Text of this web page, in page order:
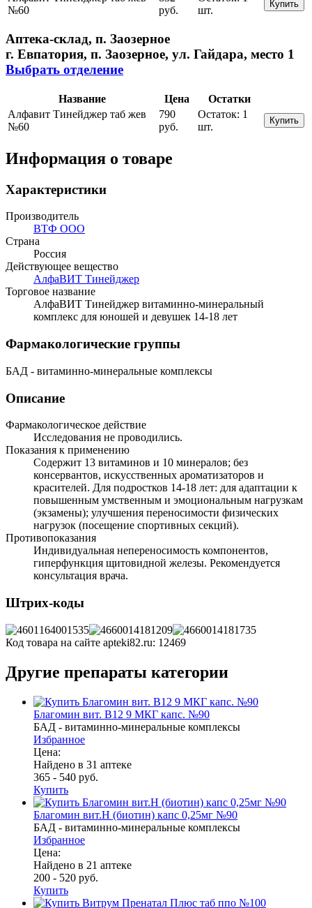
№60
руб.
шт.
Купить
Аптека-склад, п. Заозерное
г. Евпатория, п. Заозерное, ул. Гайдара, место 1
Выбрать отделение
Название Цена
Остатки
Алфавит Тинейджер таб жев
№60
790
руб.
Остаток: 1
шт.
Купить
Информация о товаре
Характеристики
Производитель
ВТФ ООО
Страна
Россия
Действующее вещество
АлфаВИТ Тинейджер
Торговое название
АлфаВИТ Тинейджер витаминно-минеральный
комплекс для юношей и девушек 14-18 лет
Фармакологические группы
БАД - витаминно-минеральные комплексы
Описание
Фармакологическое действие
Исследования не проводились.
Показания к применению
Содержит 13 витаминов и 10 минералов; без
консервантов, искусственных ароматизаторов и
красителей. Для подростков 14-18 лет: для адаптации к
повышенным умственным и эмоциональным нагрузкам
(экзамены); улучшения переносимости физических
нагрузок (посещение спортивных секций).
Противопоказания
Индивидуальная непереносимость компонентов,
гиперфункция щитовидной железы. Рекомендуется
консультация врача.
Штрих-коды
Код товара на сайте apteki82.ru: 12469
Другие препараты категории
Благомин вит. В12 9 МКГ капс. №90
БАД - витаминно-минеральные комплексы
Избранное
Цена:
Найдено в 31 аптеке
365 - 540 руб.
Купить
Благомин вит.Н (биотин) капс 0,25мг №90
БАД - витаминно-минеральные комплексы
Избранное
Цена:
Найдено в 21 аптеке
200 - 520 руб.
Купить